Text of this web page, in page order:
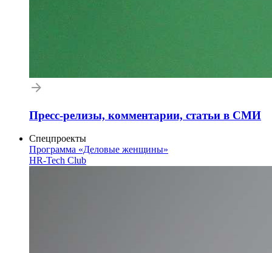
Пресс-релизы, комментарии, статьи в СМИ
Спецпроекты
Программа «Деловые женщины»
HR-Tech Club